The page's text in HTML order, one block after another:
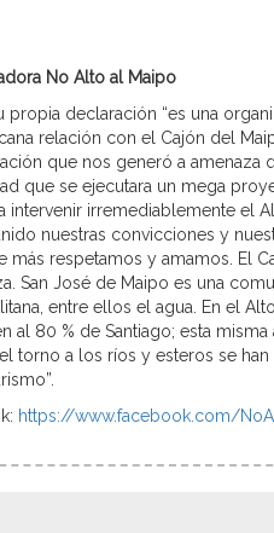
No Alto al Maipo
propia declaración “es una
relación con el Cajón del
que nos generó a amenaza
que se ejecutara un mega
intervenir irremediablemente el
nuestras convicciones y
más respetamos y amamos. El
San José de Maipo es una
entre ellos el agua. En el
al 80 % de Santiago; esta
torno a los ríos y esteros se
https://www.facebook.com/